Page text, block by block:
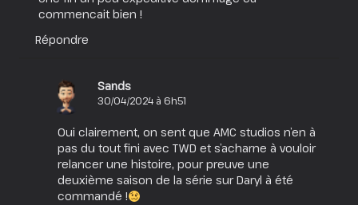
Plus…
commencait bien !
Répondre
Sands
30/04/2024 à 6h51
Oui clairement, on sent que AMC studios n’en à
pas du tout fini avec TWD et s’acharne à vouloir
relancer une histoire, pour preuve une
deuxième saison de la série sur Daryl à été
commandé !